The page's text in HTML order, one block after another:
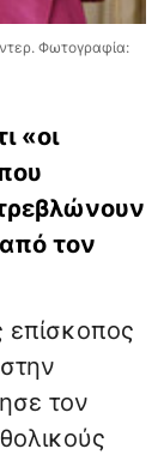
Φωτογραφία:
«οι
τον
επίσκοπος
τον